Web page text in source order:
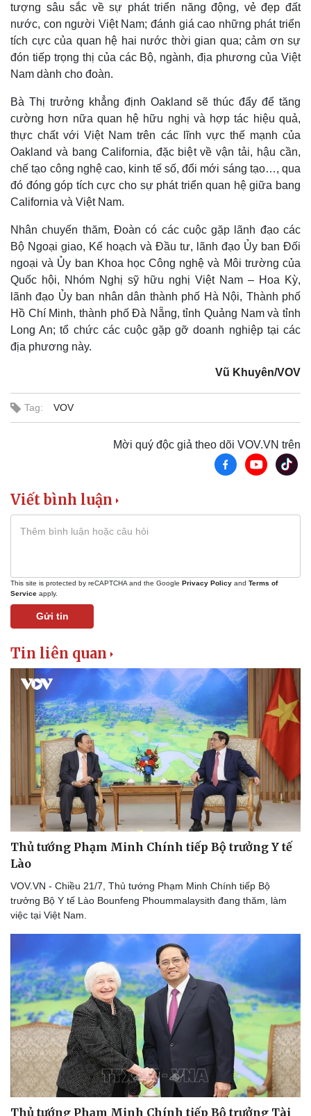
Kinh tế
Bất động sản
Khởi nghiệp
Thị trường
Giá vàng
Tiêu dùng
Tỷ giá
Chứng khoán
Giá cà phê
Pháp luật
Vụ án
Tin nóng
Tư vấn luật
Quân sự - Quốc phòng
Vũ khí
Việt Nam
Phân tích
tượng sâu sắc về sự phát triển năng động, vẻ đẹp đất
nước, con người Việt Nam; đánh giá cao những phát triển
tích cực của quan hệ hai nước thời gian qua; cảm ơn sự
đón tiếp trọng thị của các Bộ, ngành, địa phương của Việt
Nam dành cho đoàn.
Bà Thị trưởng khẳng định Oakland sẽ thúc đẩy để tăng
cường hơn nữa quan hệ hữu nghị và hợp tác hiệu quả,
thực chất với Việt Nam trên các lĩnh vực thế mạnh của
Oakland và bang California, đặc biệt về vận tải, hậu cần,
chế tạo công nghệ cao, kinh tế số, đổi mới sáng tạo…, qua
đó đóng góp tích cực cho sự phát triển quan hệ giữa bang
California và Việt Nam.
Nhân chuyến thăm, Đoàn có các cuộc gặp lãnh đạo các
Bộ Ngoại giao, Kế hoạch và Đầu tư, lãnh đạo Ủy ban Đối
ngoại và Ủy ban Khoa học Công nghệ và Môi trường của
Quốc hội, Nhóm Nghị sỹ hữu nghị Việt Nam – Hoa Kỳ,
lãnh đạo Ủy ban nhân dân thành phố Hà Nội, Thành phố
Hồ Chí Minh, thành phố Đà Nẵng, tỉnh Quảng Nam và tỉnh
Long An; tổ chức các cuộc gặp gỡ doanh nghiệp tại các
địa phương này.
Vũ Khuyên/VOV
Tag: VOV
Mời quý độc giả theo dõi VOV.VN trên
Viết bình luận
This site is protected by reCAPTCHA and the Google Privacy Policy and Terms of
Service apply.
Gửi tin
Tin liên quan
Thủ tướng Phạm Minh Chính tiếp Bộ trưởng Y tế
Lào
VOV.VN - Chiều 21/7, Thủ tướng Phạm Minh Chính tiếp Bộ
trưởng Bộ Y tế Lào Bounfeng Phoummalaysith đang thăm, làm
việc tại Việt Nam.
Thủ tướng Phạm Minh Chính tiếp Bộ trưởng Tài